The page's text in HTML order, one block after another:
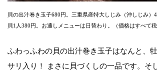
貝の出汁巻き玉子680円。三重県産特大しじみ（沖しじみ）
貝1人380円。お通しメニューは日替わり。（価格はすべて税
ふわっふわの貝の出汁巻き玉子はなんと、
サリ入り！ まさに貝づくしの一品です。そ